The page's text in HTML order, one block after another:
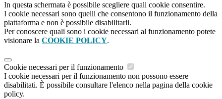
In questa schermata è possibile scegliere quali cookie consentire.
I cookie necessari sono quelli che consentono il funzionamento della
piattaforma e non è possibile disabilitarli.
Per conoscere quali sono i cookie necessari al funzionamento potete
visionare la COOKIE POLICY.
Cookie necessari per il funzionamento
I cookie necessari per il funzionamento non possono essere
disabilitati. È possibile consultare l'elenco nella pagina della cookie
policy.